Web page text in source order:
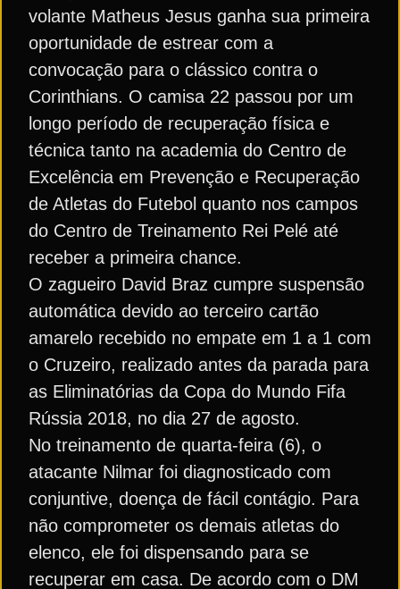
volante Matheus Jesus ganha sua primeira
oportunidade de estrear com a
convocação para o clássico contra o
Corinthians. O camisa 22 passou por um
longo período de recuperação física e
técnica tanto na academia do Centro de
Excelência em Prevenção e Recuperação
de Atletas do Futebol quanto nos campos
do Centro de Treinamento Rei Pelé até
receber a primeira chance.
O zagueiro David Braz cumpre suspensão
automática devido ao terceiro cartão
amarelo recebido no empate em 1 a 1 com
o Cruzeiro, realizado antes da parada para
as Eliminatórias da Copa do Mundo Fifa
Rússia 2018, no dia 27 de agosto.
No treinamento de quarta-feira (6), o
atacante Nilmar foi diagnosticado com
conjuntive, doença de fácil contágio. Para
não comprometer os demais atletas do
elenco, ele foi dispensando para se
recuperar em casa. De acordo com o DM